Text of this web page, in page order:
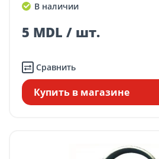
В наличии
5 MDL / шт.
Сравнить
Купить в магазине